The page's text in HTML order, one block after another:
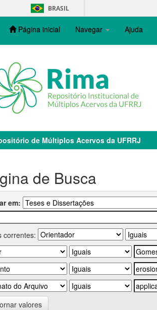
BRASIL
Página inicial Navegar Ajuda
de Múltiplos Acervos da UFRRJ
de Busca
em:
correntes:
valores